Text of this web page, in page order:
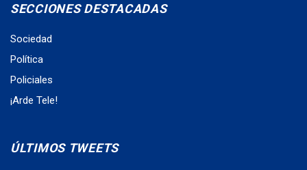
SECCIONES DESTACADAS
Sociedad
Política
Policiales
¡Arde Tele!
ÚLTIMOS TWEETS